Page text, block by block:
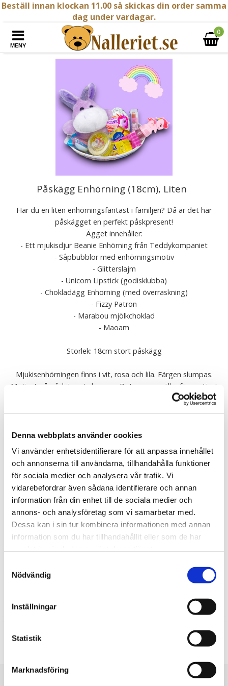
Denna webbplats använder cookies
Vi använder enhetsidentifierare för att anpassa innehållet
och annonserna till användarna, tillhandahålla funktioner
för sociala medier och analysera vår trafik. Vi
vidarebefordrar även sådana identifierare och annan
information från din enhet till de sociala medier och
annons- och analysföretag som vi samarbetar med.
Dessa kan i sin tur kombinera informationen med annan
information som du har tillhandahållit eller som de har
Nödvändig
Inställningar
Statistik
Marknadsföring
Beställ innan klockan 11.00 så skickas din order samma
dag under vardagar.
MENY
0
Påskägg Enhörning (18cm), Liten
Har du en liten enhörningsfantast i familjen? Då är det här
påskägget en perfekt påskpresent!
Ägget innehåller:
- Ett mjukisdjur Beanie Enhörning från Teddykompaniet
- Såpbubblor med enhörningsmotiv
- Glitterslajm
- Unicorn Lipstick (godisklubba)
- Chokladägg Enhörning (med överraskning)
- Fizzy Patron
- Marabou mjölkchoklad
- Maoam
Storlek: 18cm stort påskägg
Mjukisenhörningen finns i vit, rosa och lila. Färgen slumpas.
Motivet på påskägget slumpas. Detsamma gäller för motivet
på såpbubblorna samt färgen på glitterslajmet
Tyvärr, produkten har utgått ur vårt sortiment
InnehållerMjölk, Gluten
Kan innehålla spår avnötter,vete
Upptäck mer
Enhörningar
Påsk